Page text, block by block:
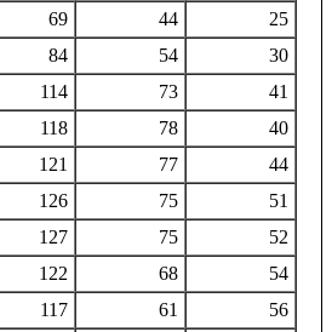
69 44
25
84 54
30
114 73
41
118 78
40
121 77
44
126 75
51
127 75
52
122 68
54
117 61
56